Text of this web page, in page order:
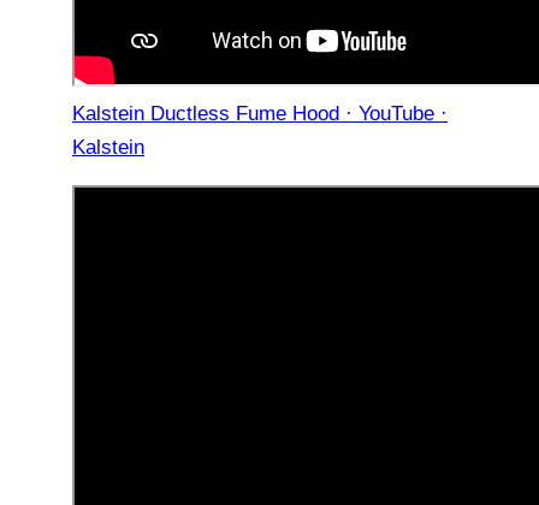
Kalstein Ductless Fume Hood · YouTube ·
Kalstein